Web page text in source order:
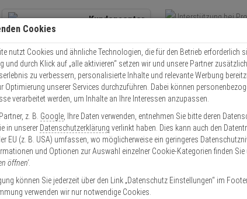
Kundencenter
Kontaktservice nutzen
Mo. - Do.: 8:00 - 16:30 Fr. 8:00 - 14:00 Uhr
Set DVR 4K 16-Kanal PoC + 1x 8TB HDD
+ 1x 8TB HDD
Cookies
nutzt Cookies und ähnliche Technologien, die für den Betrieb erforderlich
und durch Klick auf „alle aktivieren“ setzen wir und unsere Partner
zu verbessern, personalisierte Inhalte und relevante Werbung
Optimierung unserer Services durchzuführen. Dabei können
verarbeitet werden, um Inhalte an Ihre Interessen anzupassen.
z. B. Google , Ihre Daten verwenden, entnehmen Sie bitte deren
in unserer Datenschutzerklärung verlinkt haben. Dies kann auch den
EU (z. B. USA) umfassen, wo möglicherweise ein geringeres
und Optionen zur Auswahl einzelner Cookie-Kategorien finden Sie
öffnen'.
können Sie jederzeit über den Link „Datenschutz Einstellungen“ im
verwenden wir nur notwendige Cookies.